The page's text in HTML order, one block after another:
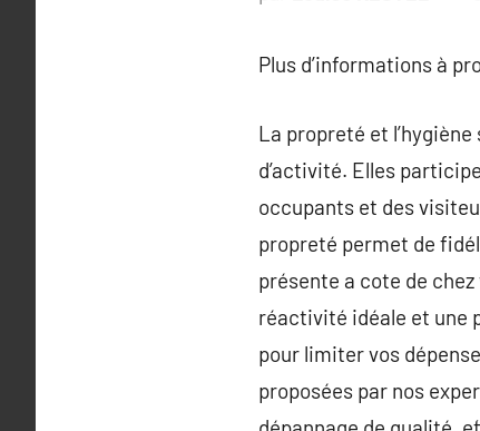
Plus d’informations à
La propreté et
d’activité. Elles
occupants et des
propreté permet de
présente a cote de
réactivité idéale et une
pour limiter vos
proposées par nos